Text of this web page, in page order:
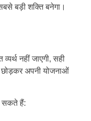
बड़ी शक्ति बनेगा।
नहीं जाएगी, सही
छोड़कर अपनी योजनाओं
सकते हैं: